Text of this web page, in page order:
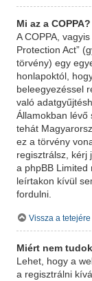
Mi az a COPPA?
A COPPA,
Protection Act”
törvény) egy
honlapoktól,
beleegyezéssel
való
Államokban lévő
tehát
ez a törvény
regisztrálsz, kérj
a phpBB Limited
leírtakon kívül
fordulni.
Vissza a tetejére
Miért nem
Lehet, hogy a
a regisztrálni